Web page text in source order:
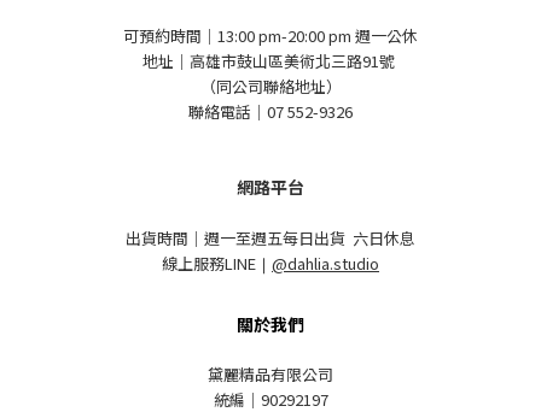
可預約時間｜13:00 pm-20:00 pm 週一公休
地址｜高雄市鼓山區美術北三路91號
（同公司聯絡地址）
聯絡電話｜07 552-9326
網路平台
出貨時間｜週一至週五每日出貨 六日休息
線上服務LINE ｜ @dahlia.studio
關於我們
黛麗精品有限公司
統編｜90292197